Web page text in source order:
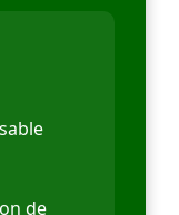
de